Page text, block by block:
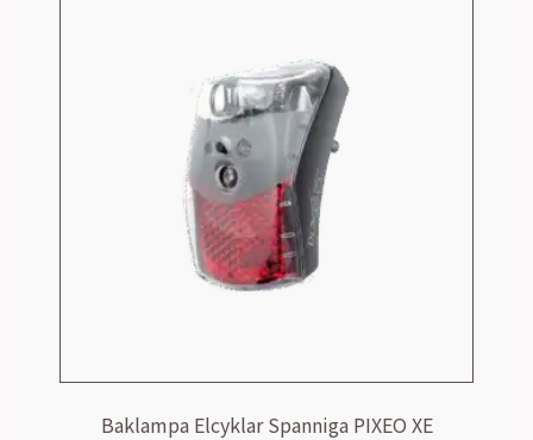
Baklampa Elcyklar Spanniga PIXEO XE